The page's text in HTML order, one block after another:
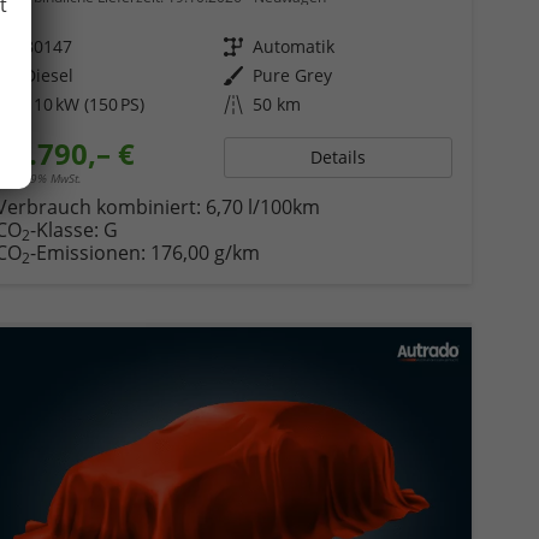
80147 Getriebe Automatik
Diesel Außenfarbe Pure Grey
110 kW (150 PS) Kilometerstand 50 km
52.790,– €
incl. 19% MwSt.
Details
kombiniert: 6,70 l/100km
2-Klasse: G
2-Emissionen: 176,00 g/km